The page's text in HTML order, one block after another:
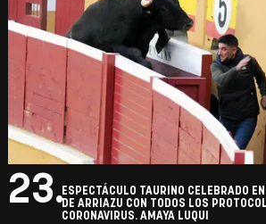
23.ESPECTÁCULO TAURINO CELEBRADO
DE ARRIAZU CON TODOS LOS
CORONAVIRUS. AMAYA LUQUI